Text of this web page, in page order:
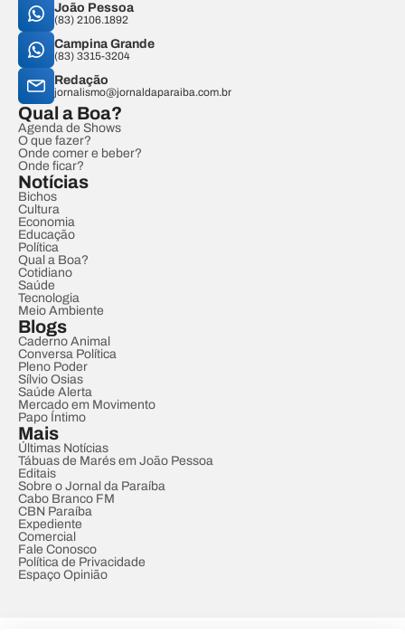
João Pessoa
(83) 2106.1892
Campina Grande
(83) 3315-3204
Redação
jornalismo@jornaldaparaiba.com.br
Qual a Boa?
Agenda de Shows
O que fazer?
Onde comer e beber?
Onde ficar?
Notícias
Bichos
Cultura
Economia
Educação
Política
Qual a Boa?
Cotidiano
Saúde
Tecnologia
Meio Ambiente
Blogs
Caderno Animal
Conversa Política
Pleno Poder
Sílvio Osias
Saúde Alerta
Mercado em Movimento
Papo Íntimo
Mais
Últimas Notícias
Tábuas de Marés em João Pessoa
Editais
Sobre o Jornal da Paraíba
Cabo Branco FM
CBN Paraíba
Expediente
Comercial
Fale Conosco
Política de Privacidade
Espaço Opinião